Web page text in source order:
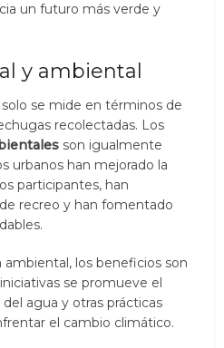
un futuro más verde y
y ambiental
se mide en términos de
recolectadas. Los
son igualmente
urbanos han mejorado la
participantes, han
recreo y han fomentado
los beneficios son
se promueve el
agua y otras prácticas
el cambio climático.